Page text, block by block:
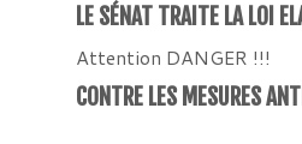
LE SÉNAT TRAITE LA LOI
Attention DANGER !!!
CONTRE LES MESURES